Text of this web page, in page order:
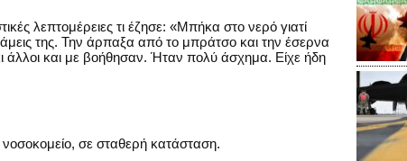
λεπτομέρειες τι έζησε: «Μπήκα στο νερό γιατί
της. Την άρπαξα από το μπράτσο και την έσερνα
άλλοι και με βοήθησαν. Ήταν πολύ άσχημα. Είχε ήδη
σε σταθερή κατάσταση.